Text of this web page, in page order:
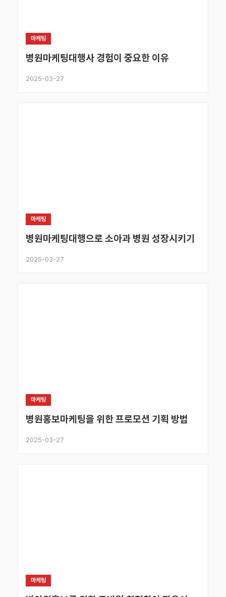
마케팅
병원마케팅대행사 경험이 중요한 이유
2025-03-27
마케팅
병원마케팅대행으로 소아과 병원 성장시키기
2025-03-27
마케팅
병원홍보마케팅을 위한 프로모션 기획 방법
2025-03-27
마케팅